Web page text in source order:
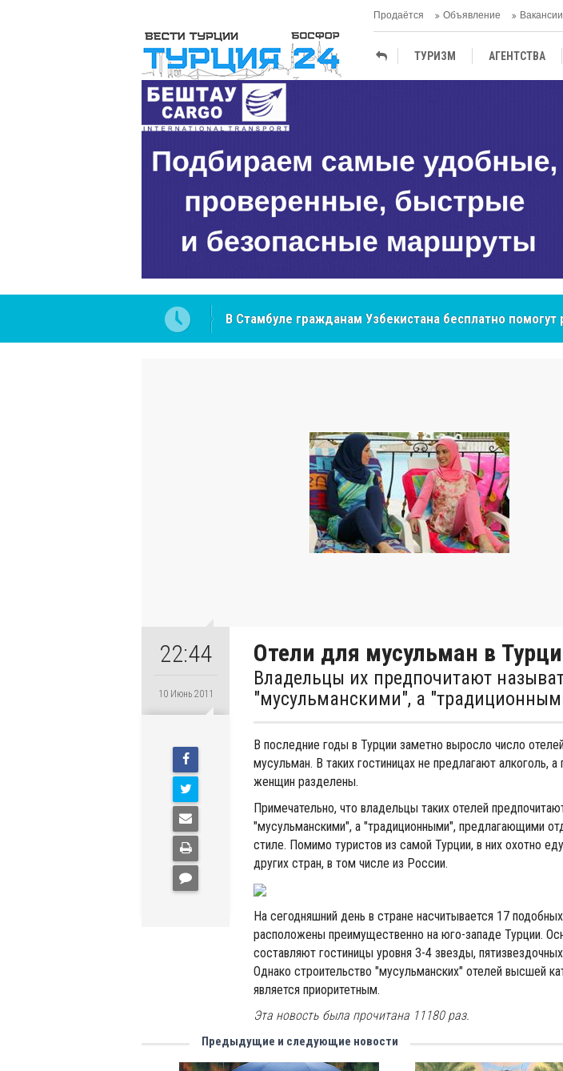
Продаётся Объявление Вакансии
ТУРИЗМ АГЕНTСТВА
В Стамбуле гражданам Узбекистана бесплатно
вопросах
NCS Jeans: турецкий бренд, покоривший сердца
22:44
10 Июнь 2011
Отели для мусульман в
Владельцы их предпочитают
"мусульманскими", а
В последние годы в Турции заметно выросло число
мусульман. В таких гостиницах не предлагают алкоголь,
женщин разделены.
Примечательно, что владельцы таких отелей
"мусульманскими", а "традиционными", предлагающими
стиле. Помимо туристов из самой Турции, в них охотно
других стран, в том числе из России.
На сегодняшний день в стране насчитывается 17
расположены преимущественно на юго-западе Турции.
составляют гостиницы уровня 3-4 звезды,
Однако строительство "мусульманских" отелей высшей
является приоритетным.
Эта новость была прочитана 11180 раз.
Предыдущие и следующие новости